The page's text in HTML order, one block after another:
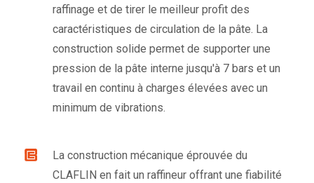
raffinage et de tirer le meilleur profit des
caractéristiques de circulation de la pâte. La
construction solide permet de supporter une
pression de la pâte interne jusqu'à 7 bars et un
travail en continu à charges élevées avec un
minimum de vibrations.
La construction mécanique éprouvée du
CLAFLIN en fait un raffineur offrant une fiabilité